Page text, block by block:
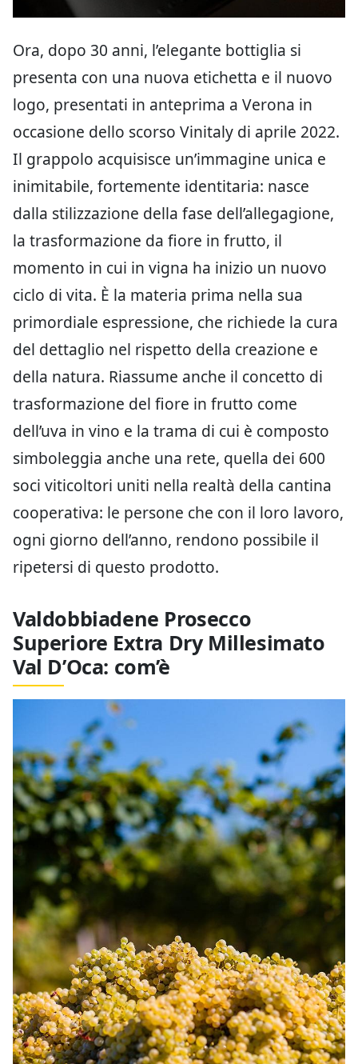
Ora, dopo 30 anni, l’elegante bottiglia si
presenta con una nuova etichetta e il nuovo
logo, presentati in anteprima a Verona in
occasione dello scorso Vinitaly di aprile 2022.
Il grappolo acquisisce un’immagine unica e
inimitabile, fortemente identitaria: nasce
dalla stilizzazione della fase dell’allegagione,
la trasformazione da fiore in frutto, il
momento in cui in vigna ha inizio un nuovo
ciclo di vita. È la materia prima nella sua
primordiale espressione, che richiede la cura
del dettaglio nel rispetto della creazione e
della natura. Riassume anche il concetto di
trasformazione del fiore in frutto come
dell’uva in vino e la trama di cui è composto
simboleggia anche una rete, quella dei 600
soci viticoltori uniti nella realtà della cantina
cooperativa: le persone che con il loro lavoro,
ogni giorno dell’anno, rendono possibile il
ripetersi di questo prodotto.
Valdobbiadene Prosecco
Superiore Extra Dry Millesimato
Val D’Oca: com’è